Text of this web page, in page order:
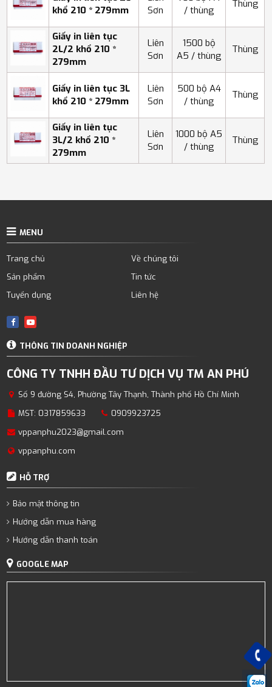
khổ 210 * 279mm
Sơn
/ thùng
Thùng
Giấy in liên tục
2L/2 khổ 210 *
279mm
Liên
Sơn
1500 bộ
A5 / thùng
Thùng
Giấy in liên tục 3L
khổ 210 * 279mm
Liên
Sơn
500 bộ A4
/ thùng
Thùng
Giấy in liên tục
3L/2 khổ 210 *
279mm
Liên
Sơn
1000 bộ A5
/ thùng
Thùng
MENU
Trang chủ
Về chúng tôi
Sản phẩm
Tin tức
Tuyển dụng
Liên hệ
THÔNG TIN DOANH NGHIỆP
CÔNG TY TNHH ĐẦU TƯ DỊCH VỤ TM AN PHÚ
Số 9 đường S4, Phường Tây Thạnh, Thành phố Hồ Chí Minh
MST: 0317859633
0909923725
vppanphu2023@gmail.com
vppanphu.com
HỖ TRỢ
Bảo mật thông tin
Hướng dẫn mua hàng
Hướng dẫn thanh toán
GOOGLE MAP